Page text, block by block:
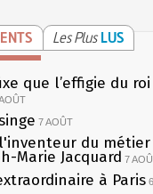
Les Plus LUS
que l’effigie du
7 AOÛT
du
Marie Jacquard 7
à Paris